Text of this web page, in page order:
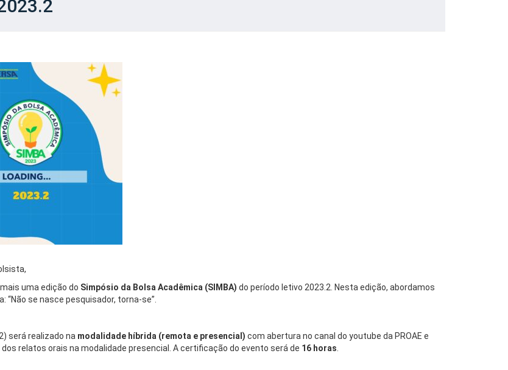
uma edição do Simpósio da Bolsa Acadêmica (SIMBA) do período letivo 2023.2. Nesta edição, abordamos
“Não se nasce pesquisador, torna-se”.
será realizado na modalidade híbrida (remota e presencial) com abertura no canal do youtube da PROAE e
relatos orais na modalidade presencial. A certificação do evento será de 16 horas